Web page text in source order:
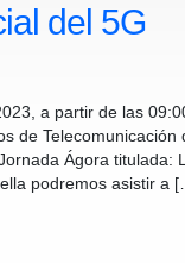
del 5G
a partir de las
de Telecomunicación
Ágora titulada:
podremos asistir a